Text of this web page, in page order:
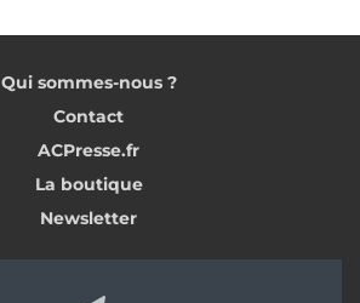
Qui sommes-nous ?
Contact
ACPresse.fr
La boutique
Newsletter